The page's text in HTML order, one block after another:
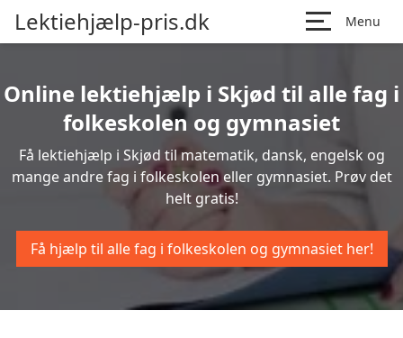
Lektiehjælp-pris.dk Menu
Online lektiehjælp i Skjød til alle fag i
folkeskolen og gymnasiet
Få lektiehjælp i Skjød til matematik, dansk, engelsk og
mange andre fag i folkeskolen eller gymnasiet. Prøv det
helt gratis!
Få hjælp til alle fag i folkeskolen og gymnasiet her!